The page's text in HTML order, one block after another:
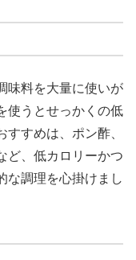
味料を大量に使いが
使うとせっかくの低
すめは、ポン酢、
ど、低カロリーかつ
な調理を心掛けまし